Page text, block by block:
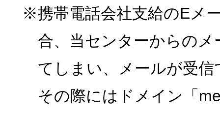
※携帯電話会社支給のEメ
合、当センターからの
てしまい、メールが受
その際にはドメイン「